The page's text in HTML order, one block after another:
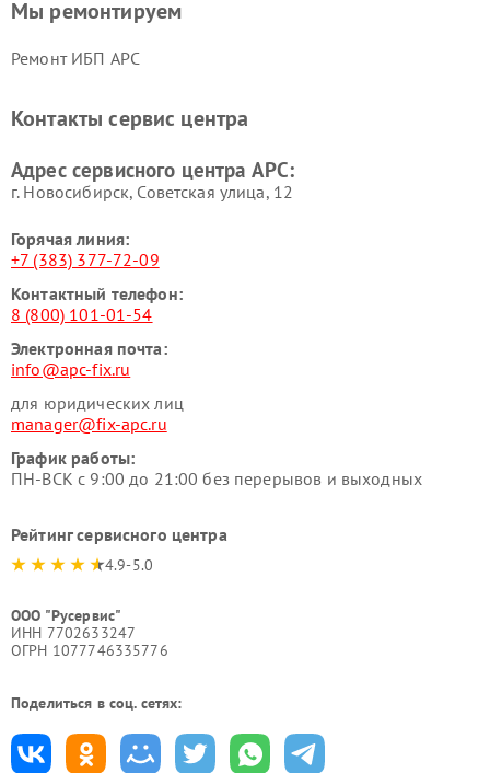
Мы ремонтируем
Ремонт ИБП APC
Контакты сервис центра
Адрес сервисного центра APC:
г. Новосибирск, Советская улица, 12
Горячая линия:
+7 (383) 377-72-09
Контактный телефон:
8 (800) 101-01-54
Электронная почта:
info@apc-fix.ru
для юридических лиц
manager@fix-apc.ru
График работы:
ПН-ВСК с 9:00 до 21:00 без перерывов и выходных
Рейтинг сервисного центра
4.9-5.0
ООО "Русервис"
ИНН 7702633247
ОГРН 1077746335776
Поделиться в соц. сетях: